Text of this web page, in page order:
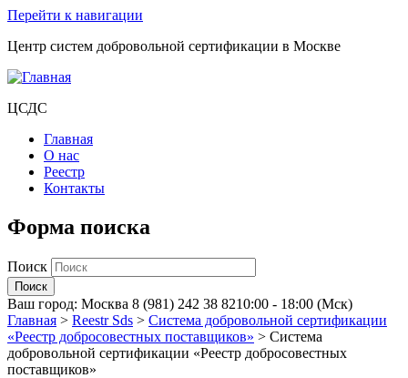
Перейти к навигации
Центр систем добровольной сертификации в Москве
ЦСДС
Главная
О нас
Реестр
Контакты
Форма поиска
Поиск
Ваш город: Москва 8 (981) 242 38 8210:00 - 18:00 (Мск)
Главная > Reestr Sds > Система добровольной сертификации
«Реестр добросовестных поставщиков» > Система
добровольной сертификации «Реестр добросовестных
поставщиков»